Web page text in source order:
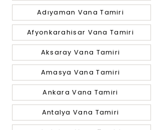
Adıyaman Vana Tamiri
Afyonkarahisar Vana Tamiri
Aksaray Vana Tamiri
Amasya Vana Tamiri
Ankara Vana Tamiri
Antalya Vana Tamiri